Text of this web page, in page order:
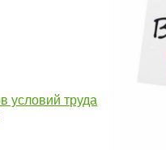
условий труда